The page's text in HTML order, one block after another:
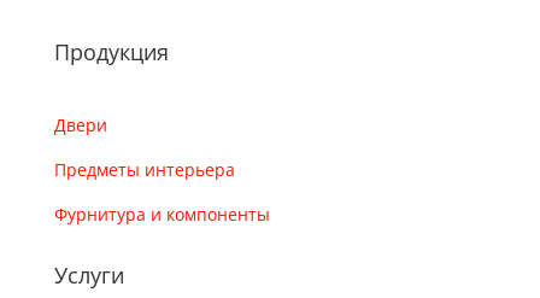
Продукция
Двери
Предметы интерьера
Фурнитура и компоненты
Услуги